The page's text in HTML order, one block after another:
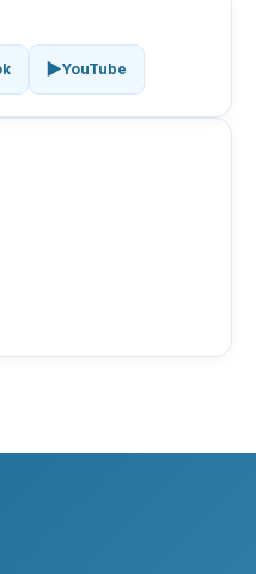
▶️YouTube